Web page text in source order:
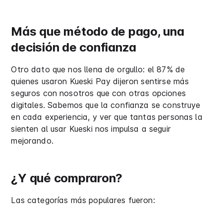
Más que método de pago, una
decisión de confianza
Otro dato que nos llena de orgullo: el 87% de
quienes usaron Kueski Pay dijeron sentirse más
seguros con nosotros que con otras opciones
digitales. Sabemos que la confianza se construye
en cada experiencia, y ver que tantas personas la
sienten al usar Kueski nos impulsa a seguir
mejorando.
¿Y qué compraron?
Las categorías más populares fueron: